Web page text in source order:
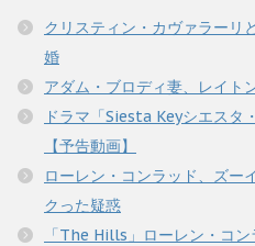
クリスティン・カヴァラーリ
婚
アダム・ブロディ妻、レイト
ドラマ「Siesta Keyシエスタ
【予告動画】
ローレン・コンラッド、ズー
クった疑惑
「The Hills」ローレン・コ